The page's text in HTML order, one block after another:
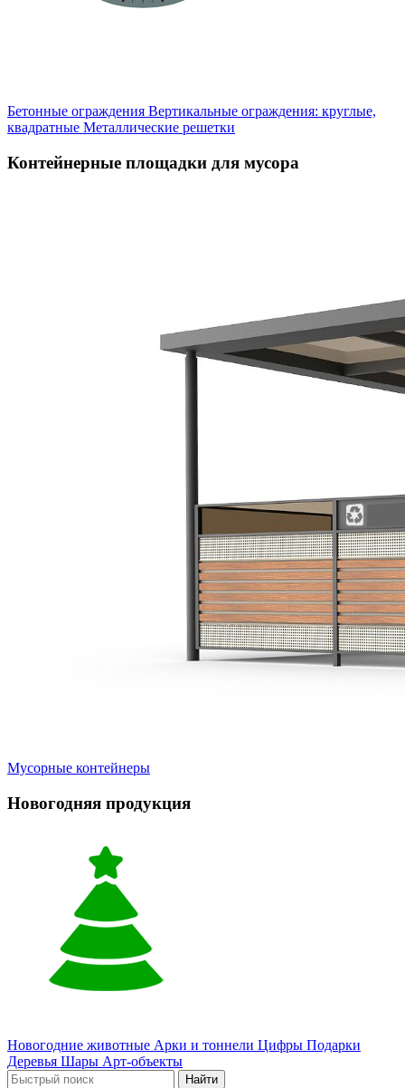
Бетонные ограждения Вертикальные ограждения: круглые,
квадратные Металлические решетки
Контейнерные площадки для мусора
Мусорные контейнеры
Новогодняя продукция
Новогодние животные Арки и тоннели Цифры Подарки
Деревья Шары Арт-объекты
Найти